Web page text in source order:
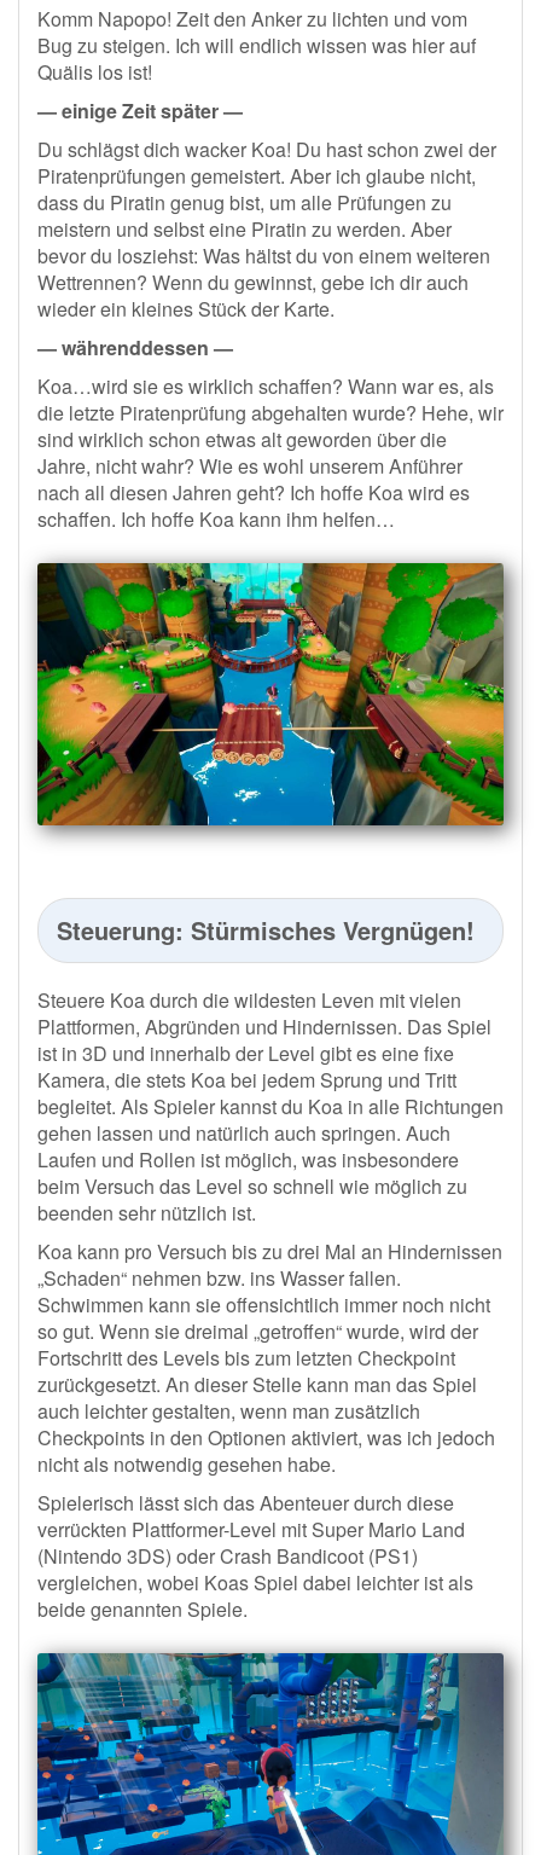
Komm Napopo! Zeit den Anker zu lichten und vom
Bug zu steigen. Ich will endlich wissen was hier auf
Quälis los ist!
— einige Zeit später —
Du schlägst dich wacker Koa! Du hast schon zwei der
Piratenprüfungen gemeistert. Aber ich glaube nicht,
dass du Piratin genug bist, um alle Prüfungen zu
meistern und selbst eine Piratin zu werden. Aber
bevor du losziehst: Was hältst du von einem weiteren
Wettrennen? Wenn du gewinnst, gebe ich dir auch
wieder ein kleines Stück der Karte.
— währenddessen —
Koa…wird sie es wirklich schaffen? Wann war es, als
die letzte Piratenprüfung abgehalten wurde? Hehe, wir
sind wirklich schon etwas alt geworden über die
Jahre, nicht wahr? Wie es wohl unserem Anführer
nach all diesen Jahren geht? Ich hoffe Koa wird es
schaffen. Ich hoffe Koa kann ihm helfen…
Steuerung: Stürmisches Vergnügen!
Steuere Koa durch die wildesten Leven mit vielen
Plattformen, Abgründen und Hindernissen. Das Spiel
ist in 3D und innerhalb der Level gibt es eine fixe
Kamera, die stets Koa bei jedem Sprung und Tritt
begleitet. Als Spieler kannst du Koa in alle Richtungen
gehen lassen und natürlich auch springen. Auch
Laufen und Rollen ist möglich, was insbesondere
beim Versuch das Level so schnell wie möglich zu
beenden sehr nützlich ist.
Koa kann pro Versuch bis zu drei Mal an Hindernissen
„Schaden“ nehmen bzw. ins Wasser fallen.
Schwimmen kann sie offensichtlich immer noch nicht
so gut. Wenn sie dreimal „getroffen“ wurde, wird der
Fortschritt des Levels bis zum letzten Checkpoint
zurückgesetzt. An dieser Stelle kann man das Spiel
auch leichter gestalten, wenn man zusätzlich
Checkpoints in den Optionen aktiviert, was ich jedoch
nicht als notwendig gesehen habe.
Spielerisch lässt sich das Abenteuer durch diese
verrückten Plattformer-Level mit Super Mario Land
(Nintendo 3DS) oder Crash Bandicoot (PS1)
vergleichen, wobei Koas Spiel dabei leichter ist als
beide genannten Spiele.